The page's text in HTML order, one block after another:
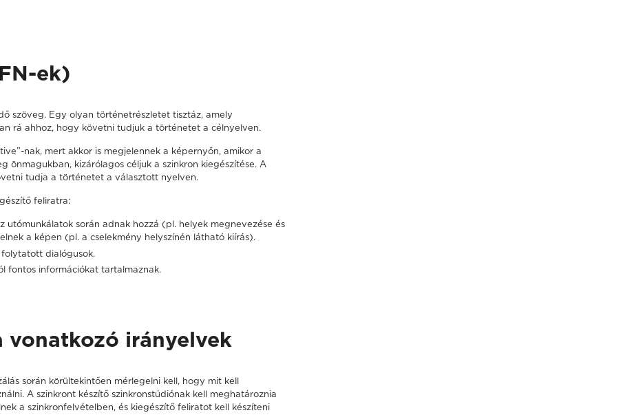
ek)
szöveg. Egy olyan történetrészletet tisztáz, amely
rá ahhoz, hogy követni tudjuk a történetet a célnyelven.
nak, mert akkor is megjelennek a képernyőn, amikor a
önmagukban, kizárólagos céljuk a szinkron kiegészítése. A
tudja a történetet a választott nyelven.
feliratra:
utómunkálatok során adnak hozzá (pl. helyek megnevezése és
a képen (pl. a cselekmény helyszínén látható kiírás).
folytatott dialógusok.
fontos információkat tartalmaznak.
vonatkozó irányelvek
során körültekintően mérlegelni kell, hogy mit kell
A szinkront készítő szinkronstúdiónak kell meghatároznia
a szinkronfelvételben, és kiegészítő feliratot kell készíteni